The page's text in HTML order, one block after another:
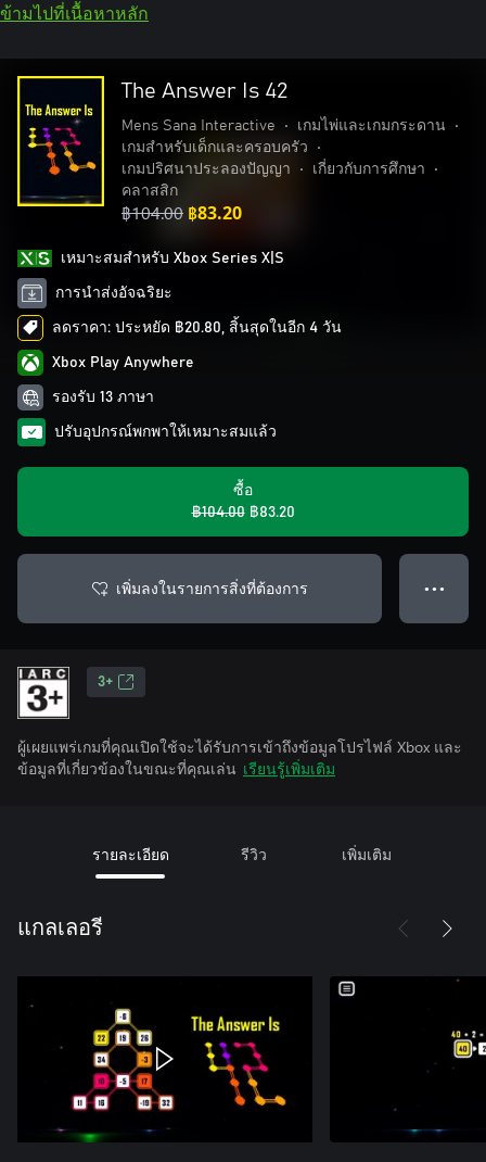
ข้ามไปที่เนื้อหาหลัก
The Answer Is 42
Mens Sana Interactive • เกมไพ่และเกมกระดาน
•
เกมสำหรับเด็กและครอบครัว
•
เกมปริศนาประลองปัญญา
• เกี่ยวกับการศึกษา
•
คลาสสิก
฿104.00 ฿83.20
เหมาะสมสําหรับ Xbox Series X|S
การนำส่งอัจฉริยะ
ลดราคา: ประหยัด ฿20.80, สิ้นสุดในอีก 4 วัน
Xbox Play Anywhere
รองรับ 13 ภาษา
ปรับอุปกรณ์พกพาให้เหมาะสมแล้ว
ซื้อ
฿104.00 ฿83.20
เพิ่มลงในรายการสิ่งที่ต้องการ ● ● ●
3+
ผู้เผยแพร่เกมที่คุณเปิดใช้จะได้รับการเข้าถึงข้อมูลโปรไฟล์ Xbox และ
ข้อมูลที่เกี่ยวข้องในขณะที่คุณเล่น เรียนรู้เพิ่มเติม
รายละเอียด รีวิว เพิ่มเติม
แกลเลอรี